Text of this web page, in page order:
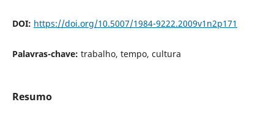
DOI: https://doi.org/10.5007/1984-9222.2009v1n2p171
Palavras-chave: trabalho, tempo, cultura
Resumo